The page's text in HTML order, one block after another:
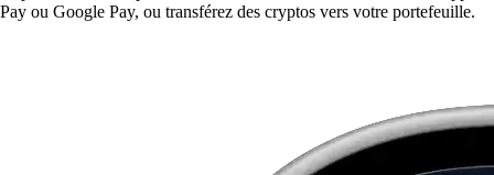
Pay ou Google Pay, ou transférez des cryptos vers votre portefeuille.